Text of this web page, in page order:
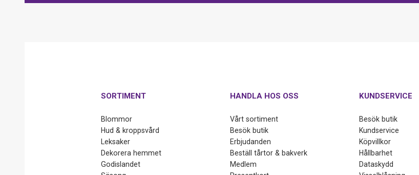
SORTIMENT
Blommor
Hud & kroppsvård
Leksaker
Dekorera hemmet
Godislandet
HANDLA HOS OSS
Vårt sortiment
Besök butik
Erbjudanden
Beställ tårtor & bakverk
Medlem
KUNDSERVICE
Besök butik
Kundservice
Köpvillkor
Hållbarhet
Dataskydd